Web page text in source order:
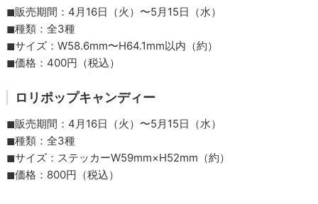
◼︎販売期間：4月16日（火）〜5月15日（水）
◼︎種類：全3種
◼︎サイズ：W58.6mm〜H64.1mm以内（約）
◼︎価格：400円（税込）
ロリポップキャンディー
◼︎販売期間：4月16日（火）〜5月15日（水）
◼︎種類：全3種
◼︎サイズ：ステッカーW59mm×H52mm（約）
◼︎価格：800円（税込）